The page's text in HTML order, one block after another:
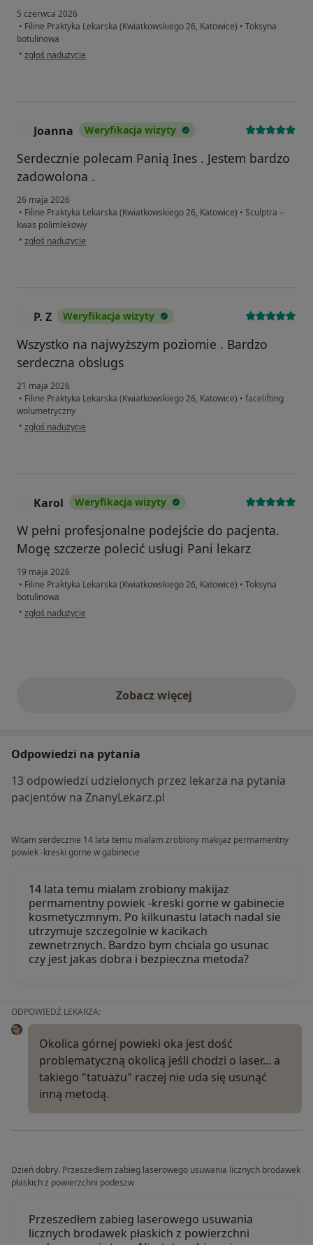
5 czerwca 2026
• Filine Praktyka Lekarska (Kwiatkowskiego 26, Katowice) • Toksyna
botulinowa
• w opinii użytkownika BL
zgłoś nadużycie
Joanna Weryfikacja wizyty
Serdecznie polecam Panią Ines . Jestem bardzo
zadowolona .
26 maja 2026
• Filine Praktyka Lekarska (Kwiatkowskiego 26, Katowice) • Sculptra –
kwas polimlekowy
• w opinii użytkownika Joanna
zgłoś nadużycie
P. Z Weryfikacja wizyty
Wszystko na najwyższym poziomie . Bardzo
serdeczna obslugs
21 maja 2026
• Filine Praktyka Lekarska (Kwiatkowskiego 26, Katowice) • facelifting
wolumetryczny
• w opinii użytkownika P. Z
zgłoś nadużycie
Karol Weryfikacja wizyty
W pełni profesjonalne podejście do pacjenta.
Mogę szczerze polecić usługi Pani lekarz
19 maja 2026
• Filine Praktyka Lekarska (Kwiatkowskiego 26, Katowice) • Toksyna
botulinowa
• w opinii użytkownika Karol
zgłoś nadużycie
Zobacz więcejopinie powyżej
Odpowiedzi na pytania
13 odpowiedzi udzielonych przez lekarza na pytania
pacjentów na ZnanyLekarz.pl
Witam serdecznie 14 lata temu mialam zrobiony makijaz permamentny
powiek -kreski gorne w gabinecie
14 lata temu mialam zrobiony makijaz
permamentny powiek -kreski gorne w gabinecie
kosmetyczmnym. Po kilkunastu latach nadal sie
utrzymuje szczegolnie w kacikach
zewnetrznych. Bardzo bym chciala go usunac
czy jest jakas dobra i bezpieczna metoda?
ODPOWIEDŹ LEKARZA:
Okolica górnej powieki oka jest dość
problematyczną okolicą jeśli chodzi o laser... a
takiego "tatuażu" raczej nie uda się usunąć
inną metodą.
Dzień dobry. Przeszedłem zabieg laserowego usuwania licznych brodawek
płaskich z powierzchni podeszw
Przeszedłem zabieg laserowego usuwania
licznych brodawek płaskich z powierzchni